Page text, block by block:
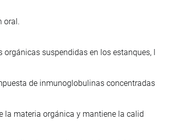
oral.
suspendidas en los estanques, l
de inmunoglobulinas concentradas
la materia orgánica y mantiene la calid